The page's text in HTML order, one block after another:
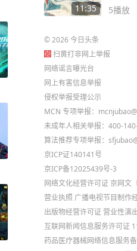
11:35 5播放
©2026今日头条
扫黄打非网上举报
网络谣言曝光台
网上有害信息举报
侵权举报受理公示
MCN 专项举报：
未成年人相关举报：400-
算法推荐专项举报：
京ICP证140141号
京ICP备12025439号-3
网络文化经营许可证 京网文
营业执照 广播电视节目制作
出版物经营许可证 营业性演
互联网新闻信息服务许可证
药品医疗器械网络信息服务